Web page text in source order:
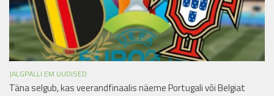
JALGPALLI EM UUDISED
Täna selgub, kas veerandfinaalis näeme Portugali või Belgiat